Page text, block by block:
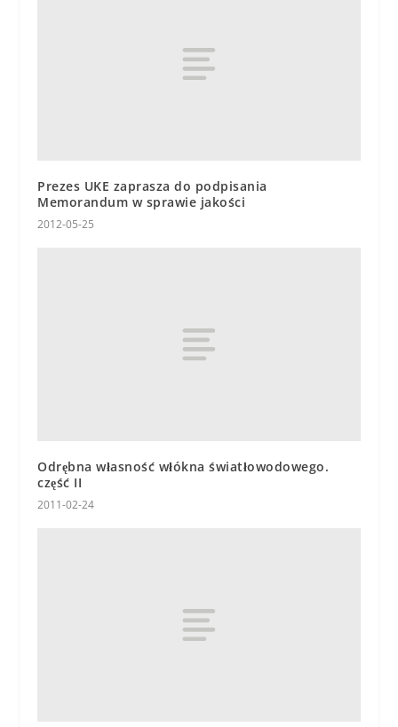
Prezes UKE zaprasza do podpisania
Memorandum w sprawie jakości
2012-05-25
Odrębna własność włókna światłowodowego.
część II
2011-02-24